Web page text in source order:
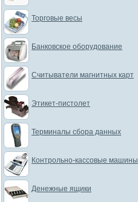
Торговые весы
Банковское оборудование
Считыватели магнитных карт
Этикет-пистолет
Терминалы сбора данных
Контрольно-кассовые машины
Денежные ящики